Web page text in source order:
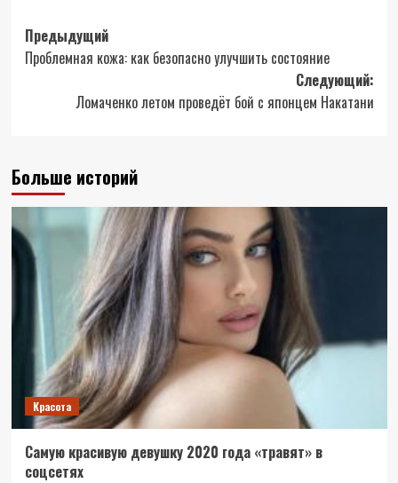
Навигация
записи
Предыдущий
Проблемная кожа: как безопасно улучшить состояние
Следующий:
Ломаченко летом проведёт бой с японцем Накатани
Больше историй
Красота
Самую красивую девушку 2020 года «травят» в
соцсетях